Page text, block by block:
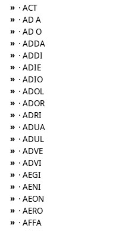
» · ACT
» · AD A
» · AD O
» · ADDA
» · ADDI
» · ADIE
» · ADIO
» · ADOL
» · ADOR
» · ADRI
» · ADUA
» · ADUL
» · ADVE
» · ADVI
» · AEGI
» · AENI
» · AEON
» · AERO
» · AFFA